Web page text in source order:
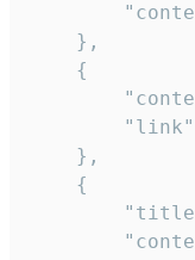
    },
    {
    },
    {